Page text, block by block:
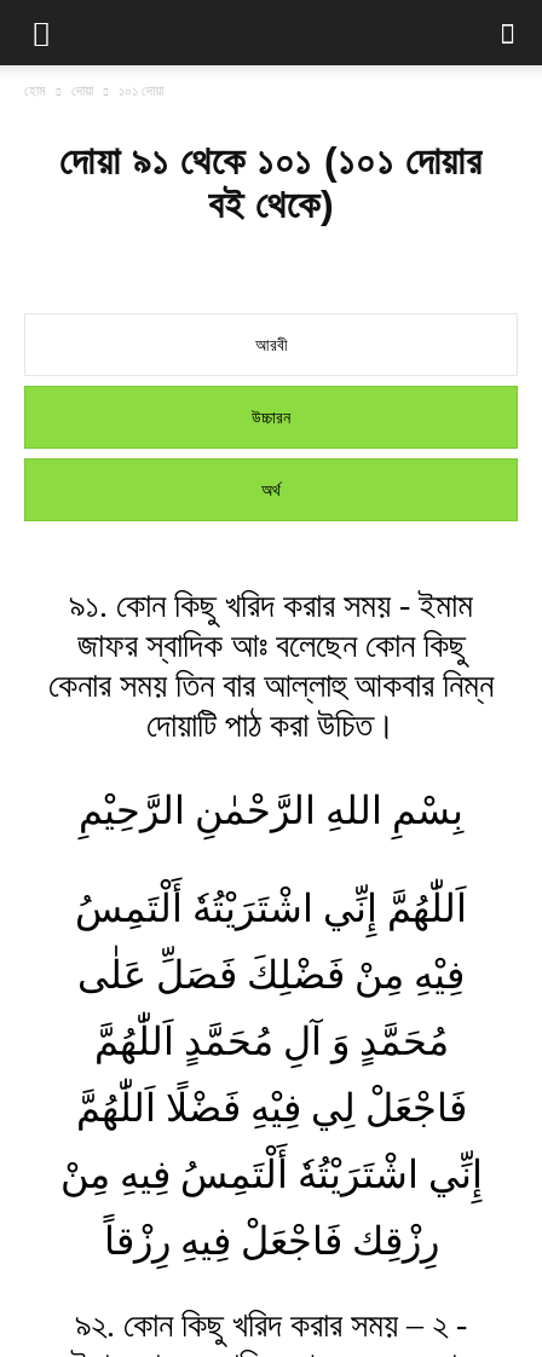
হোম দোয়া ১০১ দোয়া
দোয়া ৯১ থেকে ১০১ (১০১ দোয়ার
বই থেকে)
আরবী
উচ্চারন
অর্থ
৯১. কোন কিছু খরিদ করার সময় - ইমাম
জাফর স্বাদিক আঃ বলেছেন কোন কিছু
কেনার সময় তিন বার আল্লাহু আকবার নিম্ন
দোয়াটি পাঠ করা উচিত।
بِسْمِ اللهِ الرَّحْمٰنِ الرَّحِیْمِ
اَللّٰهُمَّ إِنِّي اشْتَرَيْتُهٗ أَلْتَمِسُ
فِيْهِ مِنْ فَضْلِكَ فَصَلِّ عَلٰى
مُحَمَّدٍ وَ آلِ مُحَمَّدٍ اَللّٰهُمَّ
فَاجْعَلْ لِي فِيْهِ فَضْلًا اَللّٰهُمَّ
إِنِّي اشْتَرَيْتُهٗ أَلْتَمِسُ فِيهِ مِنْ
رِزْقِك‏ فَاجْعَلْ فِيهِ رِزْقاً
৯২. কোন কিছু খরিদ করার সময় – ২ -